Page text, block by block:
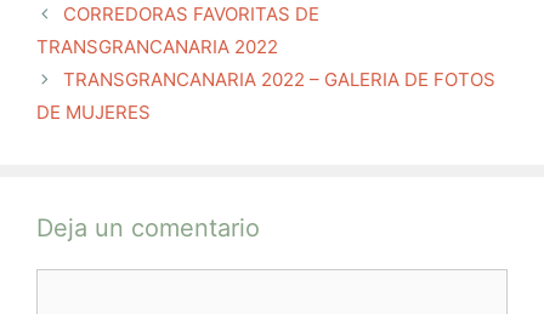
CORREDORAS FAVORITAS DE
TRANSGRANCANARIA 2022
TRANSGRANCANARIA 2022 – GALERIA DE FOTOS
DE MUJERES
Deja un comentario